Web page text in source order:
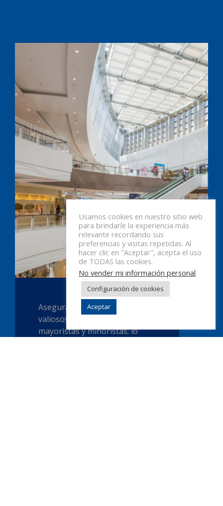
Asegurar los activos más
valiosos: fabricación de joyas,
mayoristas y minoristas; lo
Usamos cookies en nuestro sitio web
para brindarle la experiencia más
relevante recordando sus
preferencias y visitas repetidas. Al
hacer clic en "Aceptar", acepta el uso
de TODAS las cookies.
No vender mi información personal.
Configuración de cookies
Aceptar